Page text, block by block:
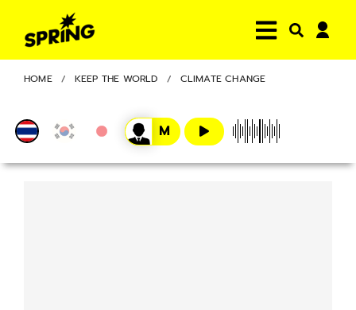
HOME KEEP THE WORLD CLIMATE CHANGE